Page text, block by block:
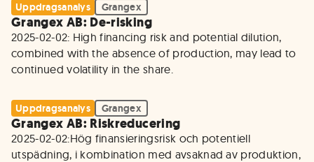
Uppdragsanalys Grangex
Grangex AB: De-risking
2025-02-02: High financing risk and potential dilution,
combined with the absence of production, may lead to
continued volatility in the share.
Uppdragsanalys Grangex
Grangex AB: Riskreducering
2025-02-02:Hög finansieringsrisk och potentiell
utspädning, i kombination med avsaknad av produktion,